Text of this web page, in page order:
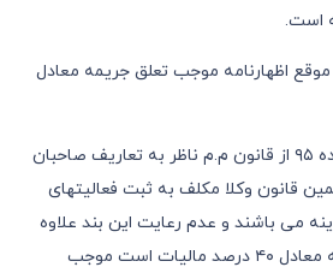
است.
اظهارنامه موجب تعلق جریمه معادل
همچنین مطابق بند ب ماده ۹۵ از قانون م.م ناظر به تعاریف صاحبان
موضوع ماده ۹۶ همین قانون وکلا مکلف به ثبت فعالیتهای
می باشند و عدم رعایت این بند علاوه
بر اینکه باعث تعلق جریمه معادل ۴۰ درصد مالیات است موجب